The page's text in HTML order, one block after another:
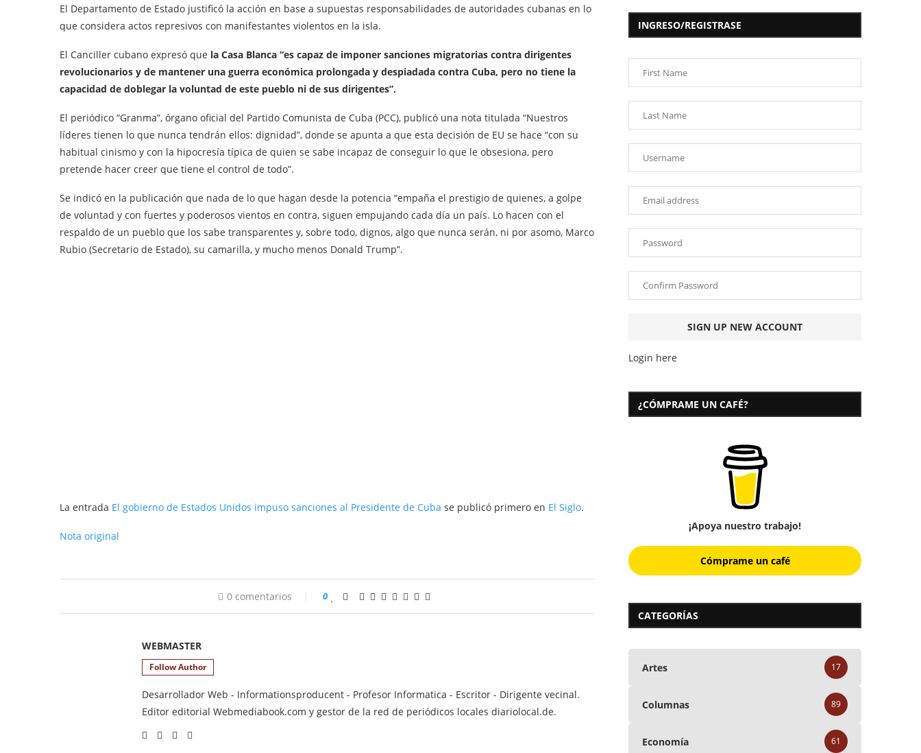
El Departamento de Estado justificó la acción en base a supuestas responsabilidades de autoridades cubanas en lo
que considera actos represivos con manifestantes violentos en la isla.
El Canciller cubano expresó que la Casa Blanca “es capaz de imponer sanciones migratorias contra dirigentes
revolucionarios y de mantener una guerra económica prolongada y despiadada contra Cuba, pero no tiene la
capacidad de doblegar la voluntad de este pueblo ni de sus dirigentes”.
El periódico “Granma”, órgano oficial del Partido Comunista de Cuba (PCC), publicó una nota titulada “Nuestros
líderes tienen lo que nunca tendrán ellos: dignidad”, donde se apunta a que esta decisión de EU se hace “con su
habitual cinismo y con la hipocresía típica de quien se sabe incapaz de conseguir lo que le obsesiona, pero
pretende hacer creer que tiene el control de todo”.
Se indicó en la publicación que nada de lo que hagan desde la potencia “empaña el prestigio de quienes, a golpe
de voluntad y con fuertes y poderosos vientos en contra, siguen empujando cada día un país. Lo hacen con el
respaldo de un pueblo que los sabe transparentes y, sobre todo, dignos, algo que nunca serán, ni por asomo, Marco
Rubio (Secretario de Estado), su camarilla, y mucho menos Donald Trump”.
La entrada El gobierno de Estados Unidos impuso sanciones al Presidente de Cuba se publicó primero en El Siglo.
Nota original
0 comentarios 0
WEBMASTER
Follow Author
Desarrollador Web - Informationsproducent - Profesor Informatica - Escritor - Dirigente vecinal.
Editor editorial Webmediabook.com y gestor de la red de periódicos locales diariolocal.de.
INGRESO/REGISTRASE
Login here
¿CÓMPRAME UN CAFÉ?
¡Apoya nuestro trabajo!
Cómprame un café
CATEGORÍAS
Artes 17
Columnas 89
Economía 61